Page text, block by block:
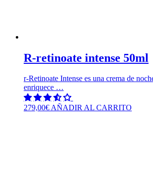
R-retinoate intense 50ml
r-Retinoate Intense es una crema de
enriquece …
279,00€AÑADIR AL CARRITO